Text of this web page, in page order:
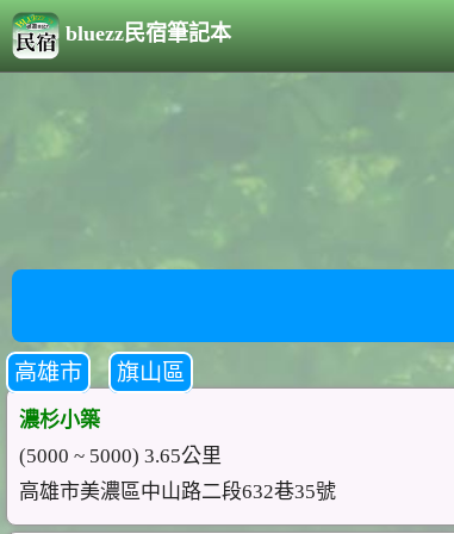
bluezz民宿筆記本
高雄市 旗山區
濃杉小築
(5000 ~ 5000) 3.65公里
高雄市美濃區中山路二段632巷35號